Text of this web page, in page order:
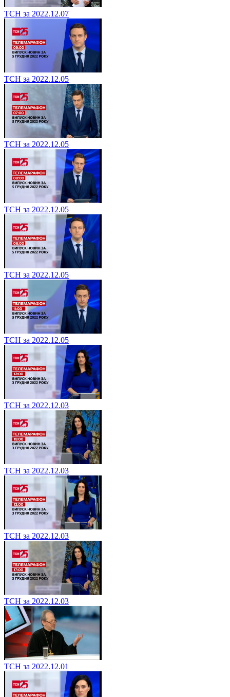
ТСН за 2022.12.07
ТСН за 2022.12.05
ТСН за 2022.12.05
ТСН за 2022.12.05
ТСН за 2022.12.05
ТСН за 2022.12.05
ТСН за 2022.12.03
ТСН за 2022.12.03
ТСН за 2022.12.03
ТСН за 2022.12.03
ТСН за 2022.12.01